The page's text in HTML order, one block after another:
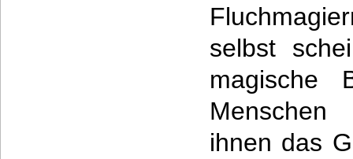
selbst
magische
ihnen das